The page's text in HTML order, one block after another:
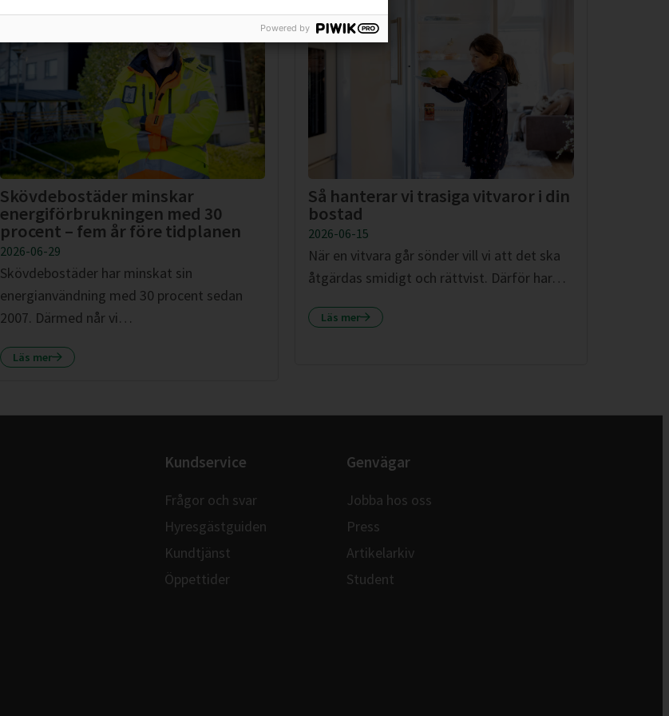
Skövdebostäder minskar
energiförbrukningen med 30
procent – fem år före tidplanen
2026-06-29
Skövdebostäder har minskat sin
energianvändning med 30 procent sedan
2007. Därmed når vi…
Läs mer
Så hanterar vi trasiga vitvaror i din
bostad
2026-06-15
När en vitvara går sönder vill vi att det ska
åtgärdas smidigt och rättvist. Därför har…
Läs mer
Kundservice
Frågor och svar
Hyresgästguiden
Kundtjänst
Öppettider
Genvägar
Jobba hos oss
Press
Artikelarkiv
Student
Powered by